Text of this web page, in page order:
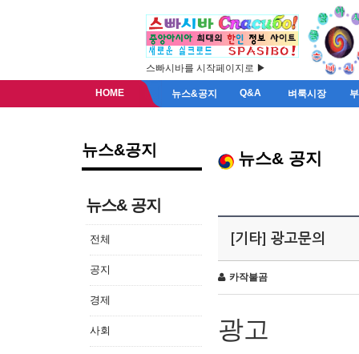
스빠시바를 시작페이지로 ▶
HOME 뉴스&공지 Q&A 벼룩시장
뉴스&공지
뉴스& 공지
전체
공지
경제
사회
뉴스& 공지
[기타] 광고문의
카작불곰
광고